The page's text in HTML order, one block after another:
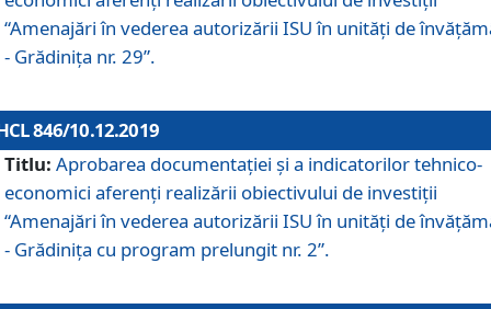
“Amenajări în vederea autorizării ISU în unități de
- Grădinița nr. 29”.
846/10.12.2019
Titlu: Aprobarea documentației și a indicatorilor tehnico-
economici aferenți realizării obiectivului de investiții
“Amenajări în vederea autorizării ISU în unități de
- Grădinița cu program prelungit nr. 2”.